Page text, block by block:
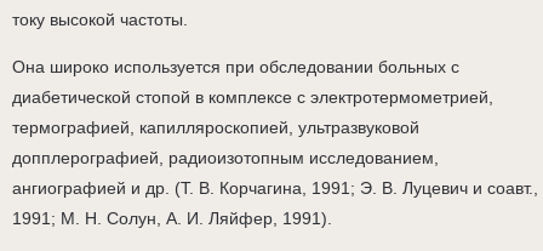
току высокой частоты.
Она широко используется при обследовании больных с
диабетической стопой в комплексе с электротермометрией,
термографией, капилляроскопией, ультразвуковой
допплерографией, радиоизотопным исследованием,
ангиографией и др. (Т. В. Корчагина, 1991; Э. В. Луцевич и соавт.,
1991; М. Н. Солун, А. И. Ляйфер, 1991).